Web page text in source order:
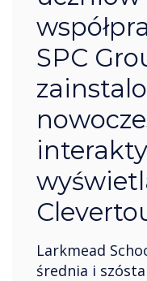
SPC
Larkmead
średnia i